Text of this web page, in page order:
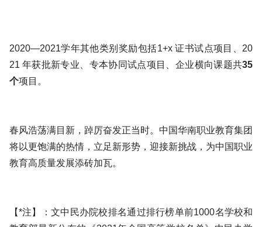
2020—2021学年其他类别奖励包括1+x 证书试点项目、20
21 年获批新专业、专本协同试点项目、企业横向课题共35
个项目。
春风浩荡满目新，踔厉奋发正当时。中国华南职业教育集团
将以更饱满的热情，立足新形势，迎接新挑战，为中国职业
教育高质量发展添砖加瓦。
【*注】：文中民办院校排名通过排行榜单前1000名学校和